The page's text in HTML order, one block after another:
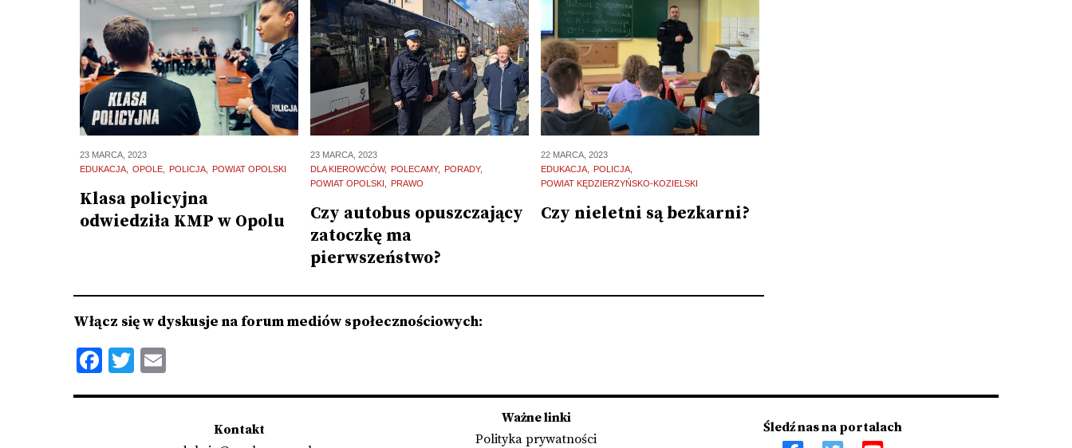
23 MARCA, 2023
EDUKACJA
OPOLE POLICJA POWIAT OPOLSKI
Klasa policyjna
odwiedziła KMP w Opolu
23 MARCA, 2023
DLA KIEROWCÓW
POLECAMY
PORADY
POWIAT OPOLSKI
PRAWO
Czy autobus opuszczający
zatoczkę ma
pierwszeństwo?
22 MARCA, 2023
EDUKACJA
POLICJA
POWIAT KĘDZIERZYŃSKO-KOZIELSKI
Czy nieletni są bezkarni?
Włącz się w dyskusje na forum mediów społecznościowych:
Facebook
Twitter
Kontakt
Ważne linki
Polityka prywatności
Śledź nas na portalach